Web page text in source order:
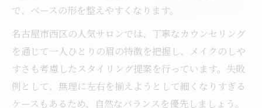
で、ベースの形を整えやすくなります。
名古屋市西区の人気サロンでは、丁寧なカウンセリング
を通じて一人ひとりの眉の特徴を把握し、メイクのしや
すさも考慮したスタイリング提案を行っています。失敗
例として、無理に左右を揃えようとして細くなりすぎる
ケースもあるため、自然なバランスを優先しましょう。